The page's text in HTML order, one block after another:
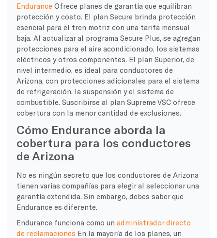
Endurance Ofrece planes de garantía que equilibran
protección y costo. El plan Secure brinda protección
esencial para el tren motriz con una tarifa mensual
baja. Al actualizar al programa Secure Plus, se agregan
protecciones para el aire acondicionado, los sistemas
eléctricos y otros componentes. El plan Superior, de
nivel intermedio, es ideal para conductores de
Arizona, con protecciones adicionales para el sistema
de refrigeración, la suspensión y el sistema de
combustible. Suscribirse al plan Supreme VSC ofrece
cobertura con la menor cantidad de exclusiones.
Cómo Endurance aborda la
cobertura para los conductores
de Arizona
No es ningún secreto que los conductores de Arizona
tienen varias compañías para elegir al seleccionar una
garantía extendida. Sin embargo, debes saber que
Endurance es diferente.
Endurance funciona como un administrador directo
de reclamaciones En la mayoría de los planes, un